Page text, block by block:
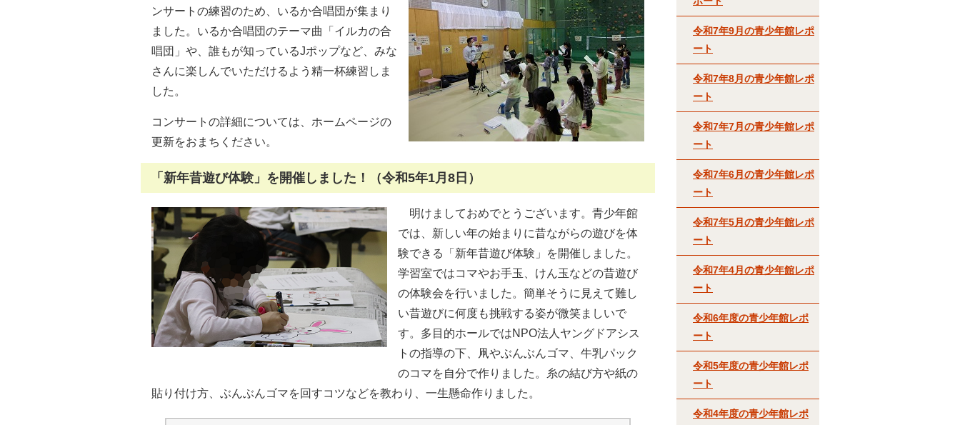
ンサートの練習のため、いるか合唱団が集まり
ました。いるか合唱団のテーマ曲「イルカの合
唱団」や、誰もが知っているJポップなど、みな
さんに楽しんでいただけるよう精一杯練習しま
した。
コンサートの詳細については、ホームページの
更新をおまちください。
「新年昔遊び体験」を開催しました！（令和5年1月8日）
明けましておめでとうございます。青少年館
では、新しい年の始まりに昔ながらの遊びを体
験できる「新年昔遊び体験」を開催しました。
学習室ではコマやお手玉、けん玉などの昔遊び
の体験会を行いました。簡単そうに見えて難し
い昔遊びに何度も挑戦する姿が微笑ましいで
す。多目的ホールではNPO法人ヤングドアシス
トの指導の下、凧やぶんぶんゴマ、牛乳パック
のコマを自分で作りました。糸の結び方や紙の
貼り付け方、ぶんぶんゴマを回すコツなどを教わり、一生懸命作りました。
令和7年9月の青少年館レポ
ート
令和7年8月の青少年館レポ
ート
令和7年7月の青少年館レポ
ート
令和7年6月の青少年館レポ
ート
令和7年5月の青少年館レポ
ート
令和7年4月の青少年館レポ
ート
令和6年度の青少年館レポ
ート
令和5年度の青少年館レポ
ート
令和4年度の青少年館レポ